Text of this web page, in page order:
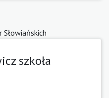
Słowiańskich
szkoła